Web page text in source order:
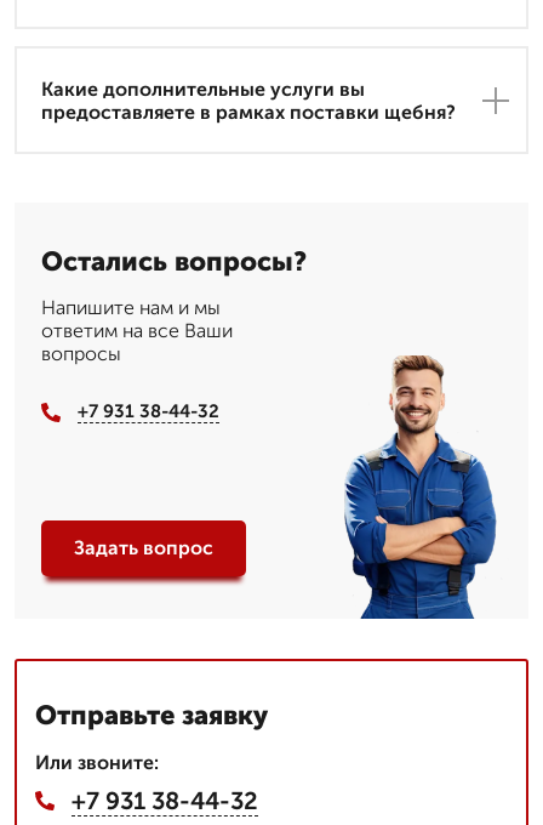
Какие дополнительные услуги вы
предоставляете в рамках поставки щебня?
Остались вопросы?
Напишите нам и мы
ответим на все Ваши
вопросы
+7 931 38-44-32
Задать вопрос
Отправьте заявку
Или звоните:
+7 931 38-44-32